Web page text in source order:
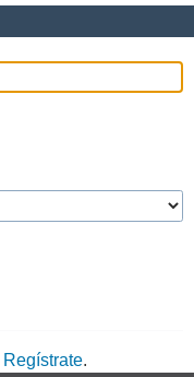
Regístrate.